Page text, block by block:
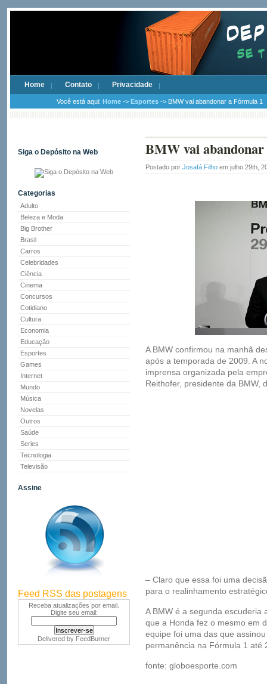
Home Contato Privacidade
Você está aqui: Home -> Esportes -> BMW vai abandonar a Fórmula 1
Siga o Depósito na Web
Categorias
Adulto
Beleza e Moda
Big Brother
Brasil
Carros
Celebridades
Ciência
Cinema
Concursos
Cotidiano
Cultura
Economia
Educação
Esportes
Games
Internet
Mundo
Música
Novelas
Outros
Saúde
Series
Tecnologia
Televisão
Assine
Feed RSS das postagens
Receba atualizações por email.
Digite seu email:
Delivered by FeedBurner
BMW vai
Postado por Josafá Filho em julho 29th,
A BMW confirmou na manhã
após a temporada de 2009. A
imprensa organizada pela
Reithofer, presidente da BMW,
– Claro que essa foi uma
para o realinhamento
A BMW é a segunda escuderia
que a Honda fez o mesmo em
equipe foi uma das que
permanência na Fórmula 1 até
fonte: globoesporte.com